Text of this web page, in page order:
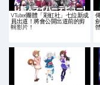
VTuber團體「彩虹社」七位新成
員出道！將會公開出道前的剪
輯影片！